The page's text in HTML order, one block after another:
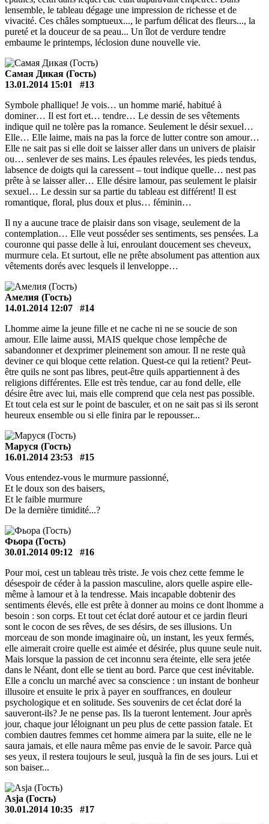
lensemble, le tableau dégage une impression de richesse et de
vivacité. Ces châles somptueux..., le parfum délicat des fleurs..., la
pureté et la douceur de sa peau... Un îlot de verdure tendre
embaume le printemps, léclosion dune nouvelle vie.
Самая Дикая (Гость)
13.01.2014 15:01
#13
Symbole phallique! Je vois… un homme marié, habitué à
dominer… Il est fort et… tendre… Le dessin de ses vêtements
indique quil ne tolère pas la romance. Seulement le désir sexuel…
Elle… Elle laime, mais na pas la force de lutter contre son amour…
Elle ne sait pas si elle doit se laisser aller dans un univers de plaisir
ou… senlever de ses mains. Les épaules relevées, les pieds tendus,
labsence de doigts qui la caressent – tout indique quelle… nest pas
prête à se laisser aller… Elle désire lamour, pas seulement le plaisir
sexuel… Le dessin sur sa partie du tableau est différent! Il est
romantique, floral, plus doux et plus… féminin…
Il ny a aucune trace de plaisir dans son visage, seulement de la
contemplation… Elle veut posséder ses sentiments, ses pensées. La
couronne qui passe delle à lui, enroulant doucement ses cheveux,
murmure cela. Et surtout, elle ne prête absolument pas attention aux
vêtements dorés avec lesquels il lenveloppe…
Амелия (Гость)
14.01.2014 12:07
#14
Lhomme aime la jeune fille et ne cache ni ne se soucie de son
amour. Elle laime aussi, MAIS quelque chose lempêche de
sabandonner et dexprimer pleinement son amour. Il ne reste quà
deviner ce qui bloque cette relation. Quest-ce qui la retient? Peut-
être quils ne sont pas libres, peut-être quils appartiennent à des
religions différentes. Elle est très tendue, car au fond delle, elle
désire être avec lui, mais elle comprend que cela nest pas possible.
Et tout cela est sur le point de basculer, et on ne sait pas si ils seront
heureux ensemble ou si elle finira par le repousser...
Маруся (Гость)
16.01.2014 23:53
#15
Vous entendez-vous le murmure passionné,
Et le doux son des baisers,
Et le faible murmure
De la dernière timidité...?
Фьора (Гость)
30.01.2014 09:12
#16
Pour moi, cest un tableau très triste. Je vois chez cette femme le
désespoir de céder à la passion masculine, alors quelle aspire elle-
même à lamour et à la tendresse. Mais incapable dobtenir des
sentiments élevés, elle est prête à donner au moins ce dont lhomme a
besoin : son corps. Et tout cet éclat doré autour et ce jardin fleuri
sont le cocon de ses rêves, de ses désirs, de ses illusions. Un
morceau de son monde imaginaire où, un instant, les yeux fermés,
elle aimerait croire quelle est aimée et désirée, plus quune seule nuit.
Mais lorsque la passion de cet inconnu sera éteinte, elle sera jetée
dans le Néant, dont elle se tient au bord. Parce que cest inévitable.
Elle a conclu un marché avec sa conscience : un instant de bonheur
illusoire et ensuite le prix à payer en souffrances, en douleur
psychologique et en solitude. Ses souvenirs de cet éclat doré la
sauveront-ils? Je ne pense pas. Ils la tueront lentement. Jour après
jour, chaque jour léloignant un peu plus de cette passion fatale. Et
combien dautres femmes cet homme aimera par la suite, elle ne le
saura jamais, et elle naura même pas envie de le savoir. Parce quà
ses yeux, il restera toujours le seul, jusquà la fin de ses jours. Lui et
son baiser...
Asja (Гость)
30.01.2014 10:35
#17